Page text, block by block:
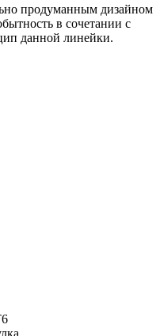
продуманным дизайном
в сочетании с
данной линейки.